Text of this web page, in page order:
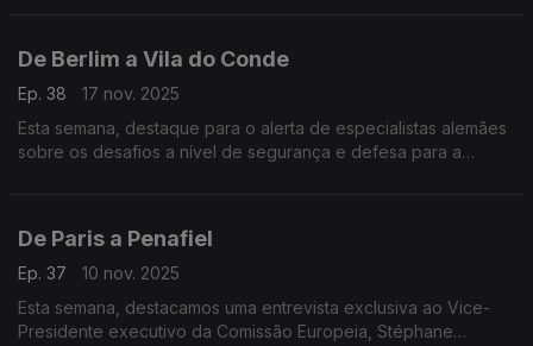
De Berlim a Vila do Conde
Ep. 38
17 nov. 2025
Esta semana, destaque para o alerta de especialistas alemães
sobre os desafios a nível de segurança e defesa para a
De Paris a Penafiel
Ep. 37
10 nov. 2025
Esta semana, destacamos uma entrevista exclusiva ao Vice-
Presidente executivo da Comissão Europeia, Stéphane